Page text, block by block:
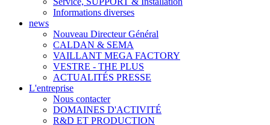
Informations diverses
news
Nouveau Directeur Général
CALDAN & SEMA
VAILLANT MEGA FACTORY
VESTRE - THE PLUS
ACTUALITÉS PRESSE
L'entreprise
Nous contacter
DOMAINES D'ACTIVITÉ
R&D ET PRODUCTION